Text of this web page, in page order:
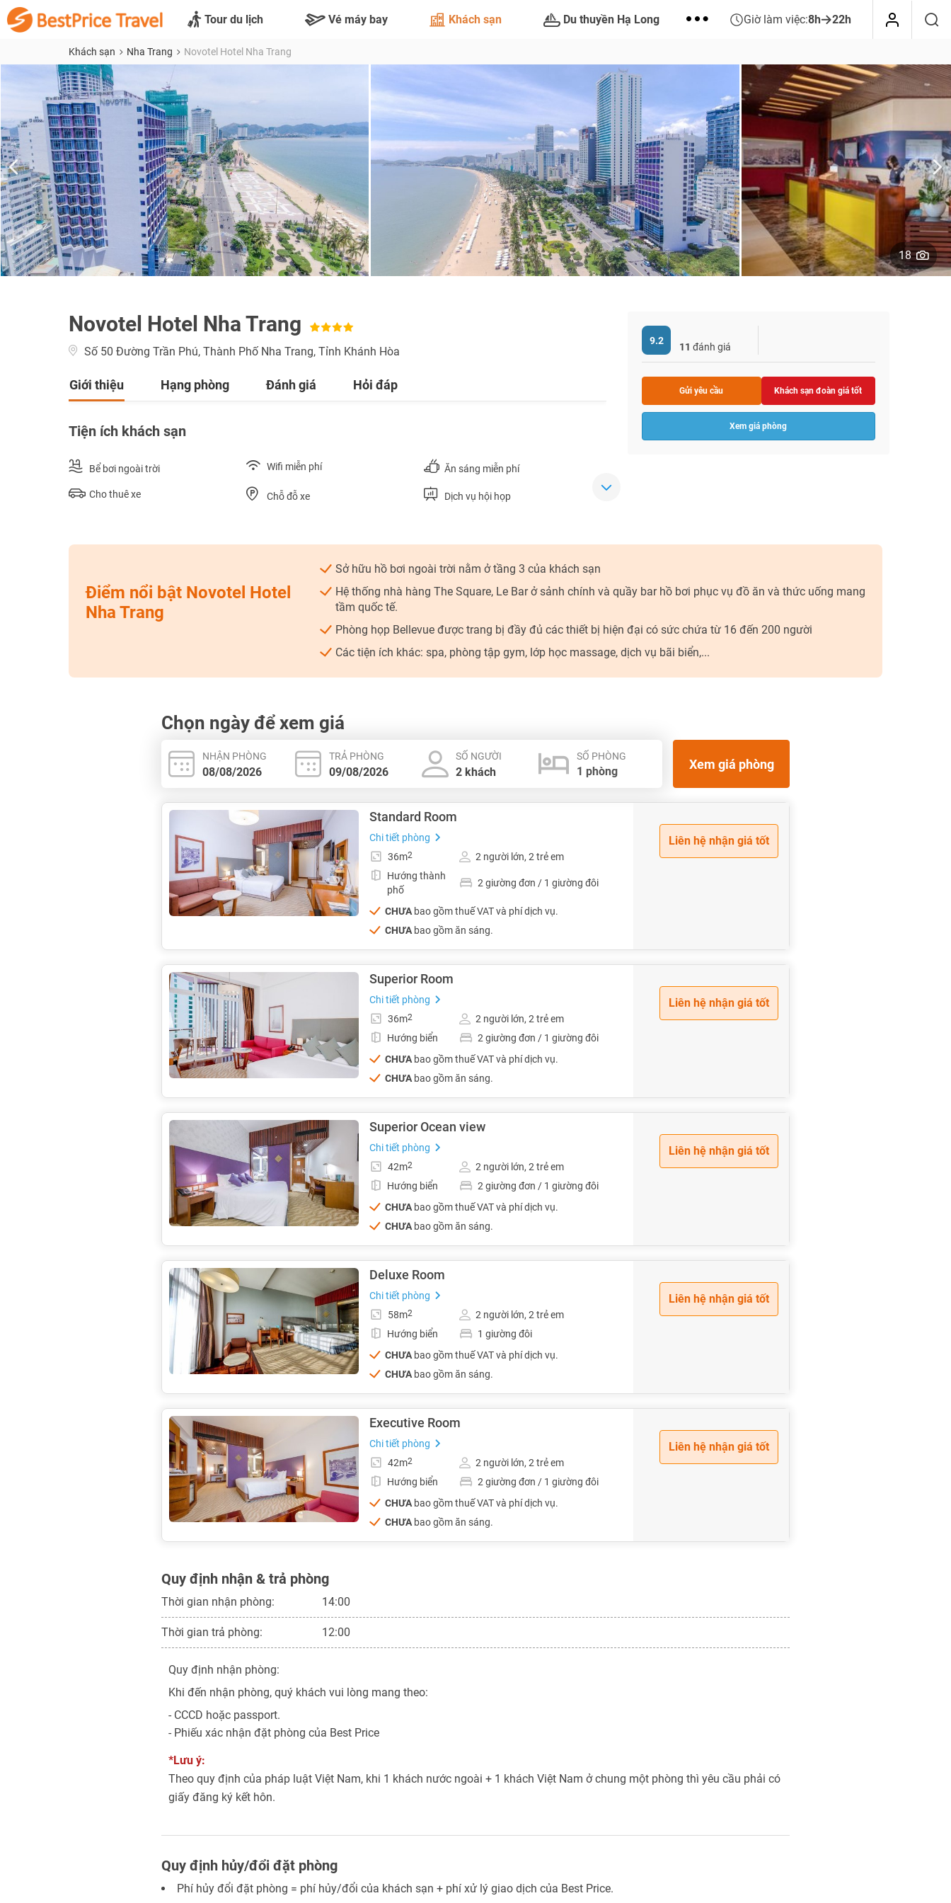
Tour du lịch Vé máy bay Khách sạn Du thuyền Hạ Long Giờ làm việc:8h 22h
Khách sạn Nha Trang Novotel Hotel Nha Trang
18
Novotel Hotel Nha Trang
Số 50 Đường Trần Phú, Thành Phố Nha Trang, Tỉnh Khánh Hòa
Giới thiệu Hạng phòng Đánh giá Hỏi đáp
Tiện ích khách sạn
Bể bơi ngoài trời Wifi miễn phí Ăn sáng miễn phí
Cho thuê xe Chỗ đỗ xe Dịch vụ hội họp
9.2
11 đánh giá
Gửi yêu cầu Khách sạn đoàn giá tốt
Xem giá phòng
Điểm nổi bật Novotel Hotel
Nha Trang
Sở hữu hồ bơi ngoài trời nằm ở tầng 3 của khách sạn
Hệ thống nhà hàng The Square, Le Bar ở sảnh chính và quầy bar hồ bơi phục vụ đồ ăn và thức uống mang
tầm quốc tế.
Phòng họp Bellevue được trang bị đầy đủ các thiết bị hiện đại có sức chứa từ 16 đến 200 người
Các tiện ích khác: spa, phòng tập gym, lớp học massage, dịch vụ bãi biển,...
Chọn ngày để xem giá
NHẬN PHÒNG TRẢ PHÒNG SỐ NGƯỜI SỐ PHÒNG
Xem giá phòng
Standard Room
Chi tiết phòng
36m2
2 người lớn, 2 trẻ em
Hướng thành
phố
2 giường đơn / 1 giường đôi
CHƯA bao gồm thuế VAT và phí dịch vụ.
CHƯA bao gồm ăn sáng.
Liên hệ nhận giá tốt
Superior Room
Chi tiết phòng
36m2
2 người lớn, 2 trẻ em
Hướng biển
2 giường đơn / 1 giường đôi
CHƯA bao gồm thuế VAT và phí dịch vụ.
CHƯA bao gồm ăn sáng.
Liên hệ nhận giá tốt
Superior Ocean view
Chi tiết phòng
42m2
2 người lớn, 2 trẻ em
Hướng biển
2 giường đơn / 1 giường đôi
CHƯA bao gồm thuế VAT và phí dịch vụ.
CHƯA bao gồm ăn sáng.
Liên hệ nhận giá tốt
Deluxe Room
Chi tiết phòng
58m2
2 người lớn, 2 trẻ em
Hướng biển
1 giường đôi
CHƯA bao gồm thuế VAT và phí dịch vụ.
CHƯA bao gồm ăn sáng.
Liên hệ nhận giá tốt
Executive Room
Chi tiết phòng
42m2
2 người lớn, 2 trẻ em
Hướng biển
2 giường đơn / 1 giường đôi
CHƯA bao gồm thuế VAT và phí dịch vụ.
CHƯA bao gồm ăn sáng.
Liên hệ nhận giá tốt
Quy định nhận & trả phòng
Thời gian nhận phòng: 14:00
Thời gian trả phòng: 12:00
Quy định nhận phòng:
Khi đến nhận phòng, quý khách vui lòng mang theo:
- CCCD hoặc passport.
- Phiếu xác nhận đặt phòng của Best Price
*Lưu ý:
Theo quy định của pháp luật Việt Nam, khi 1 khách nước ngoài + 1 khách Việt Nam ở chung một phòng thì yêu cầu phải có
giấy đăng ký kết hôn.
Quy định hủy/đổi đặt phòng
Phí hủy đổi đặt phòng = phí hủy/đổi của khách sạn + phí xử lý giao dịch của Best Price.